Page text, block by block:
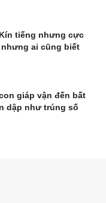
tiếng nhưng cực
ai cũng biết
giáp vận đến bất
dập như trúng số